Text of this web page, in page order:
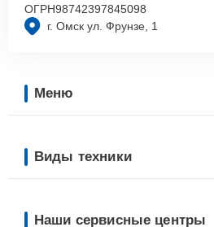
г. Омск ул. Фрунзе, 1
ОГРН98742397845098
Меню
Виды техники
Наши сервисные центры